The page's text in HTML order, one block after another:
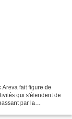
fait figure de
qui s'étendent de
par la